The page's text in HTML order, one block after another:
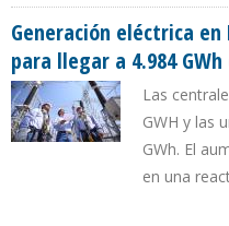
Generación eléctrica
para llegar a 4.984
Las
GWH y las
GWh. El
en una